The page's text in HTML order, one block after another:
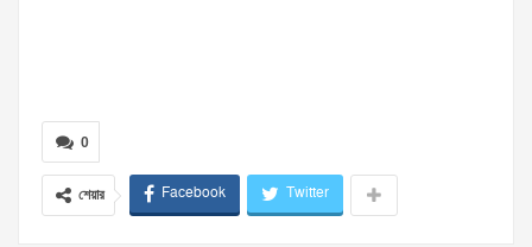
0
শেয়ার Facebook Twitter